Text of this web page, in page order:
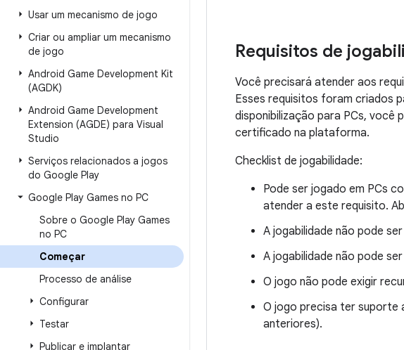
Usar um mecanismo de jogo
Criar ou ampliar um mecanismo
de jogo
Android Game Development Kit
(AGDK)
Android Game Development
Extension (AGDE) para Visual
Studio
Serviços relacionados a jogos
do Google Play
Google Play Games no PC
Sobre o Google Play Games
no PC
Começar
Processo de análise
Configurar
Testar
Publicar e implantar
Requisitos de
Você precisará atender aos
Esses requisitos foram criados
disponibilização para PCs, você
certificado na plataforma.
Checklist de jogabilidade:
Pode ser jogado em PCs
atender a este requisito.
A jogabilidade não pode
A jogabilidade não pode
O jogo não pode exigir
O jogo precisa ter suporte
anteriores).